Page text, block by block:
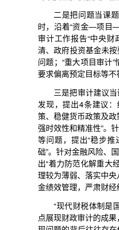
“现代财税体制是国家治理体系的
点展现财政审计的成果，推动现代财税
现问题的背后往往存在体制性、机制
方向。因而财政审计特别需要坚持研
研究型审计更加注重回应关切、不
研究员张彬斌表示，今年的审计工作
坚、城乡义务教育等科教领域审计情
者”为中心，覆盖公共资金使用的所有
整改格局初步成型
5月23日召开的二十届中央审计委
与审计揭示问题“上半篇文章”同样重
监督的重要抓手，将审计结果作为干
敷衍整改、虚假整改的，要严肃问责。
“审计整改总体格局初步成型，审计
至2023年4月，对2021年度审计发现
度2900多项，追责问责1.4万多人。